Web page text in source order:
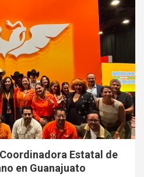
Estatal de
en Guanajuato